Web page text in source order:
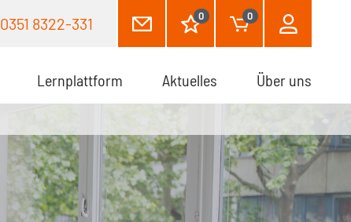
0351 8322-331 0 0
Lernplattform Aktuelles Über uns